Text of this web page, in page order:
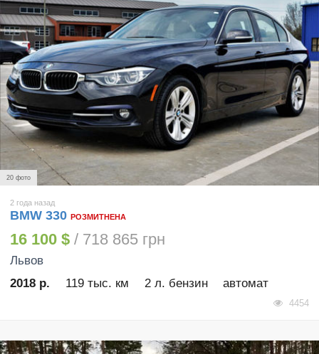
20 фото
2 года назад
BMW 330 РОЗМИТНЕНА
16 100 $ / 718 865 грн
Львов
2018 р.
119 тыс. км 2 л. бензин автомат
4454